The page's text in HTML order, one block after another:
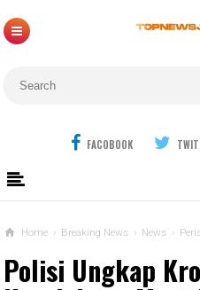
FACOBOOK
Home › Breaking News › News ›
Polisi Ungkap